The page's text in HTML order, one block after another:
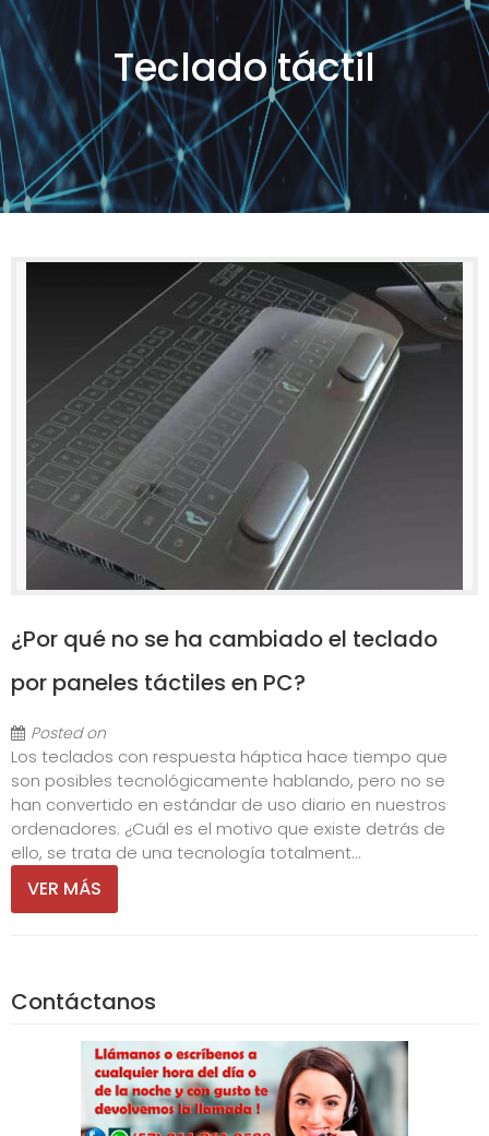
Teclado táctil
¿Por qué no se ha cambiado el teclado
por paneles táctiles en PC?
Posted on
Los teclados con respuesta háptica hace tiempo que
son posibles tecnológicamente hablando, pero no se
han convertido en estándar de uso diario en nuestros
ordenadores. ¿Cuál es el motivo que existe detrás de
ello, se trata de una tecnología totalment...
VER MÁS
Contáctanos